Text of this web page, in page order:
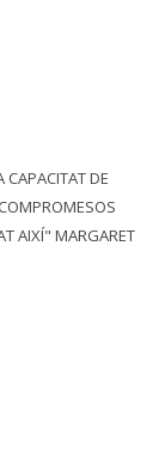
CAPACITAT DE
AIXÍ" MARGARET